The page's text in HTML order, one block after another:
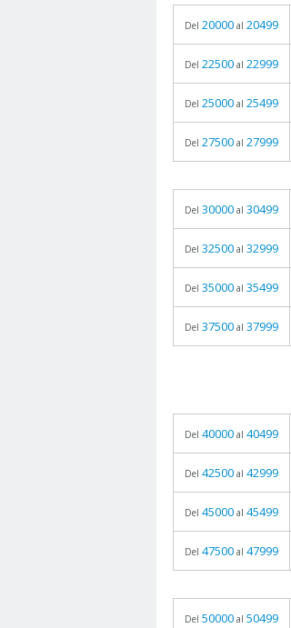
Del 20000 al 20499
Del 22500 al 22999
Del 25000 al 25499
Del 27500 al 27999
Del 30000 al 30499
Del 32500 al 32999
Del 35000 al 35499
Del 37500 al 37999
Del 40000 al 40499
Del 42500 al 42999
Del 45000 al 45499
Del 47500 al 47999
Del 50000 al 50499